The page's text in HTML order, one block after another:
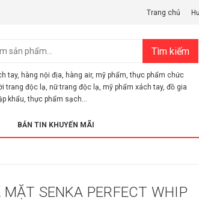
Trang chủ
Tìm kiếm
tay, hàng nội địa, hàng air, mỹ phẩm,thực phẩm chức
trang độc lạ, nữ trang độc lạ, mỹ phẩm xách tay, đồ gia
khẩu,thực phẩm sạch...
BẢN TIN KHUYẾN MÃI
MẶT SENKA PERFECT WHIP